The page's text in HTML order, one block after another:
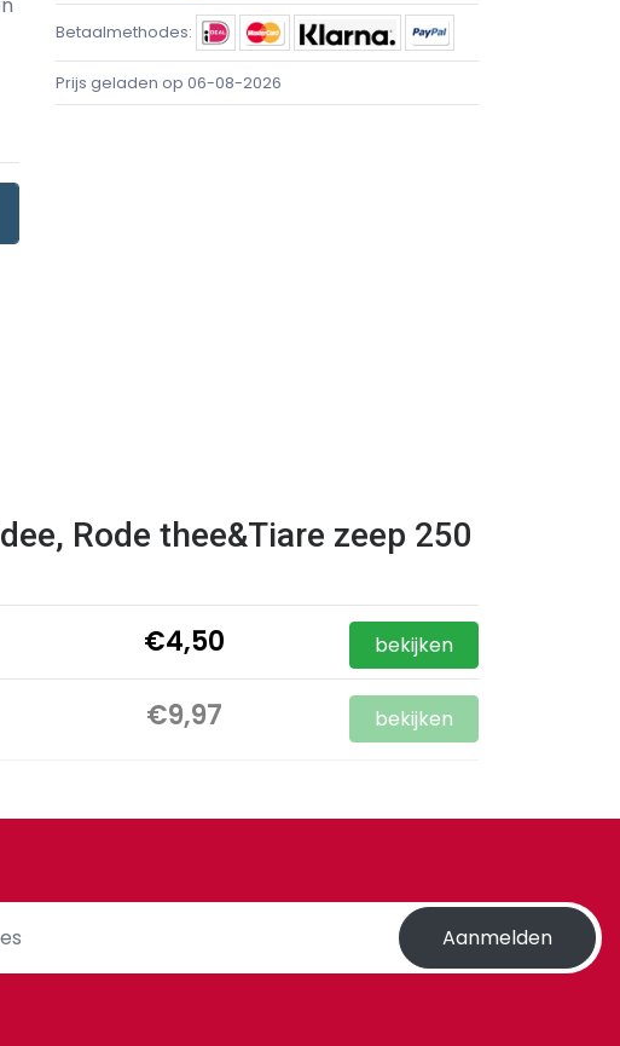
Betaalmethodes:
Prijs geladen op 06-08-2026
Rode thee&Tiare zeep 250
€4,50 bekijken
€9,97 bekijken
Aanmelden